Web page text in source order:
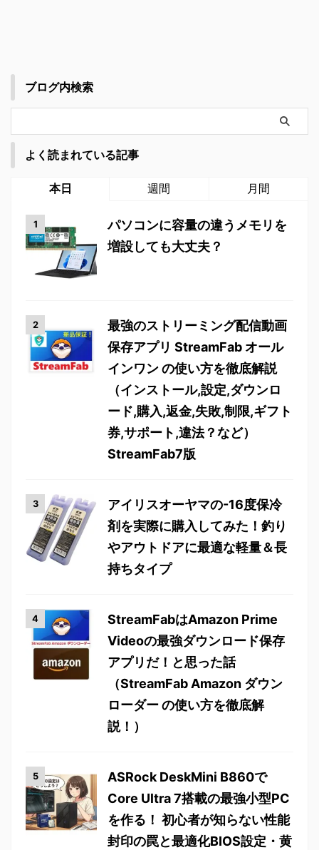
ブログ内検索
よく読まれている記事
本日 週間 月間
パソコンに容量の違うメモリを
増設しても大丈夫？
最強のストリーミング配信動画
保存アプリ StreamFab オール
インワン の使い方を徹底解説
（インストール,設定,ダウンロ
ード,購入,返金,失敗,制限,ギフト
券,サポート,違法？など）
StreamFab7版
アイリスオーヤマの-16度保冷
剤を実際に購入してみた！釣り
やアウトドアに最適な軽量＆長
持ちタイプ
StreamFabはAmazon Prime
Videoの最強ダウンロード保存
アプリだ！と思った話
（StreamFab Amazon ダウン
ローダー の使い方を徹底解
説！）
ASRock DeskMini B860で
Core Ultra 7搭載の最強小型PC
を作る！ 初心者が知らない性能
封印の罠と最適化BIOS設定・黄